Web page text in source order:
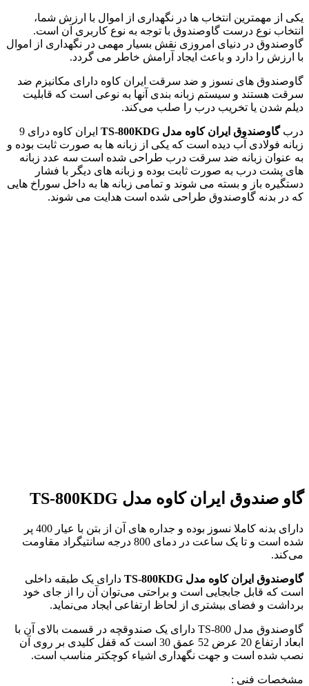
یکی از مهمترین انتخاب ها در نگهداری از اموال با ارزش شما،
انتخاب نوع درست گاوصندوق با توجه به نوع کاربری آن است.
گاوصندوق در دنیای امروزی نقش بسیار مهمی در نگهداری از اموال
با ارزش را دارد و باعث ایجاد آرامش خاطر می گردد.
گاوصندوق های نسوز و ضد سرقت ایران کاوه دارای مکانیزم ضد
سرقت هستند و سیستم زبانه بندی آنها به نوعی است که قابلیت
دیلم شدن یا تخریب درب را صلب می‌کند.
دربگاوصندوق ایران کاوه مدل TS-800KDG
ایران کاوه درای 9
زبانه فولادی آب دیده است که یکی از زبانه ها به صورت ثابت بوده و
به عنوان زبانه ضد سرقت درب طراحی شده است سه عدد زبانه
های پشت درب به صورت ثابت بوده و زبانه های دیگر با فشار
دستگیره باز و بسته می شوند و تمامی زبانه ها به داخل سوراخ هایی
که در بدنه گاوصندوق طراحی شده است هدایت می شوند.
گاو صندوق ایران کاوه مدل TS-800KDG
دارای بدنه کاملا نسوز بوده و جداره های آن از بتن با عیار 400 پر
شده است و تا یک ساعت در دمای 800 درجه سانتیگراد مقاومت
می‌کند.
گاوصندوق ایران کاوه مدل TS-800KDG
دارای یک طبقه داخلی
است که قابل جابجایی است و براحتی می‌توان آن را از جای خود
برداشت و فضای بیشتری از لحاظ ارتفاعی ایجاد می‌نماید.
گاوصندوق مدل TS-800 دارای یک صندوقچه در قسمت بالای آن با
ابعاد ارتفاع 20 عرض 52 عمق 30 است که قفل کلیدی بر روی آن
نصب شده است و جهت نگهداری اشیاء کوچکتر مناسب است.
مشخصات فنی :